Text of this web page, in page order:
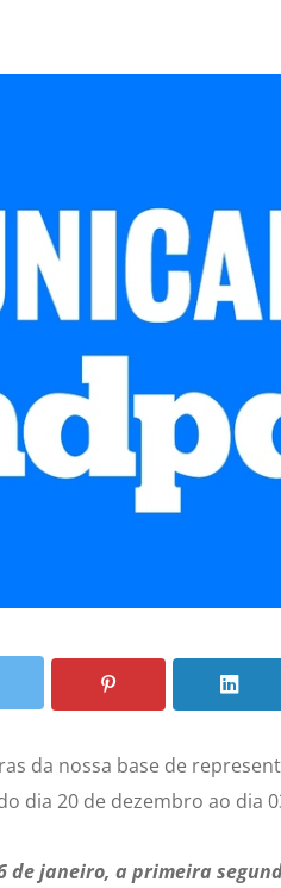
da nossa base de
dia 20 de dezembro ao dia
janeiro, a primeira